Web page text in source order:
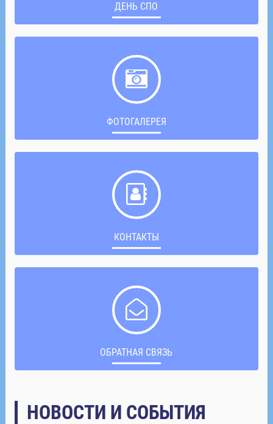
ДЕНЬ СПО
ФОТОГАЛЕРЕЯ
КОНТАКТЫ
ОБРАТНАЯ СВЯЗЬ
НОВОСТИ И СОБЫТИЯ